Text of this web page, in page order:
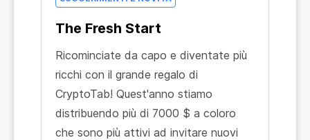
The Fresh Start
Ricominciate da capo e diventate più
ricchi con il grande regalo di
CryptoTab! Quest'anno stiamo
distribuendo più di 7000 $ a coloro
che sono più attivi ad invitare nuovi